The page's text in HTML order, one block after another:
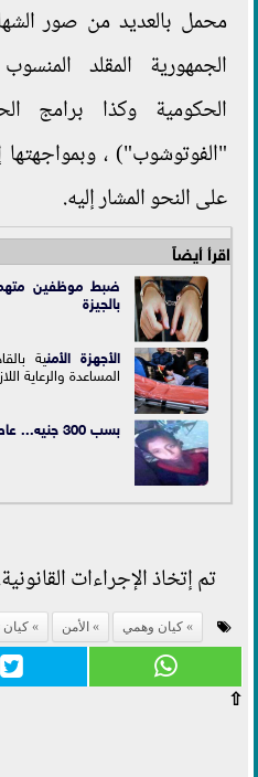
محمل بالعديد من صور
الجمهورية المقلد
الحكومية وكذا برامج
"الفوتوشوب") ،
على النحو المشار إليه.
اقرأ أيضاً
ضبط موظفين
بالجيزة
الأجهزةالأمنية
المساعدة والرعاية
بسب 300 جنيه... عاطل يذبح طفل بنجع حمادي
تم إتخاذ الإجراءات
كيان وهمي الأمن كيان
⇧